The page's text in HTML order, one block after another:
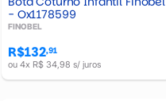
- Ox1178599
FINOBEL
R$132,91
ou 4x R$ 34,98 s/ juros